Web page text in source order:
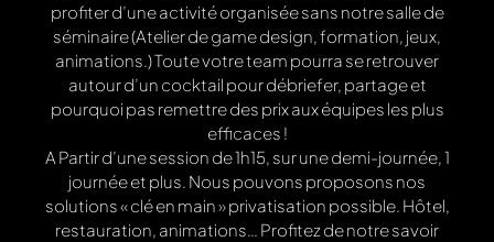
profiter d’une activité organisée sans notre salle de
séminaire (Atelier de game design, formation, jeux,
animations.) Toute votre team pourra se retrouver
autour d’un cocktail pour débriefer, partage et
pourquoi pas remettre des prix aux équipes les plus
efficaces !
A Partir d’une session de 1h15, sur une demi-journée, 1
journée et plus. Nous pouvons proposons nos
solutions « clé en main » privatisation possible. Hôtel,
restauration, animations… Profitez de notre savoir